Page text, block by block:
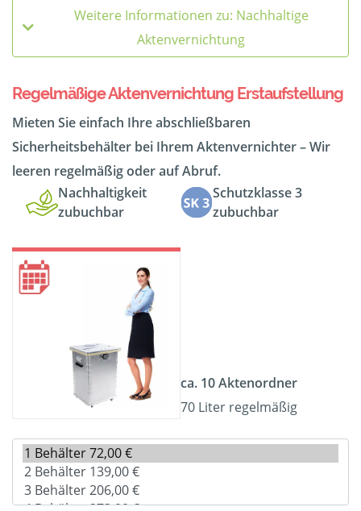
Weitere Informationen zu: Nachhaltige
Aktenvernichtung
Regelmäßige Aktenvernichtung Erstaufstellung
Mieten Sie einfach Ihre abschließbaren
Sicherheitsbehälter bei Ihrem Aktenvernichter – Wir
leeren regelmäßig oder auf Abruf.
Nachhaltigkeit
zubuchbar
Schutzklasse 3
zubuchbar
ca. 10 Aktenordner
70 Liter regelmäßig